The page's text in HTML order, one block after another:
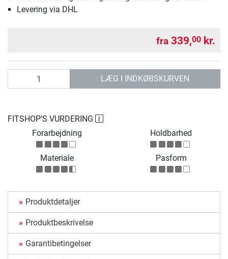
Levering via DHL
fra 339,00 kr.
LÆG I INDKØBSKURVEN
FITSHOP'S VURDERING
Forarbejdning
Holdbarhed
Materiale Pasform
Produktdetaljer
Produktbeskrivelse
Garantibetingelser